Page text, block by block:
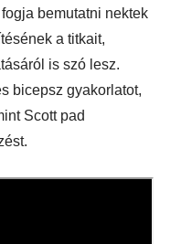
bemutatni nektek
a titkait,
is szó lesz.
bicepsz gyakorlatot,
Scott pad